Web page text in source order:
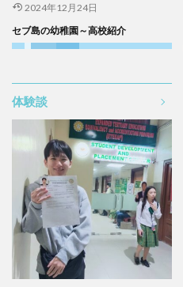
2024年12月24日
セブ島の幼稚園～高校紹介
体験談